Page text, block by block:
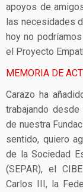
apoyos de
las necesidades
hoy no
el Proyecto
MEMORIA DE
Carazo ha
trabajando
de nuestra
sentido, quiero
de la Sociedad
(SEPAR), el
Carlos III, la